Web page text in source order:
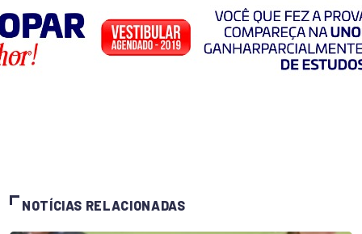
NOTÍCIAS RELACIONADAS